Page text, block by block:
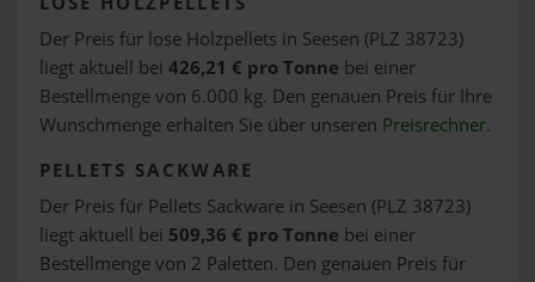
Der Preis für lose Holzpellets in Seesen (PLZ 38723)
liegt aktuell bei 426,21 € pro Tonne bei einer
Bestellmenge von 6.000 kg. Den genauen Preis für Ihre
Wunschmenge erhalten Sie über unseren Preisrechner.
PELLETS SACKWARE
Der Preis für Pellets Sackware in Seesen (PLZ 38723)
liegt aktuell bei 509,36 € pro Tonne bei einer
Bestellmenge von 2 Paletten. Den genauen Preis für